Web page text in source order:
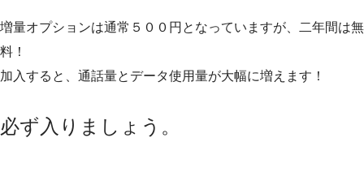
増量オプションは通常５００円となっていますが、二年間は無
料！
加入すると、通話量とデータ使用量が大幅に増えます！
必ず入りましょう。